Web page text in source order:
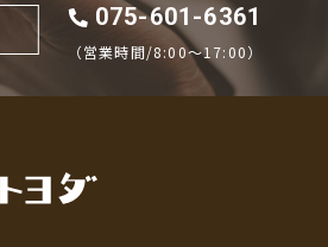
075-601-6361
（営業時間/8:00〜17:00）